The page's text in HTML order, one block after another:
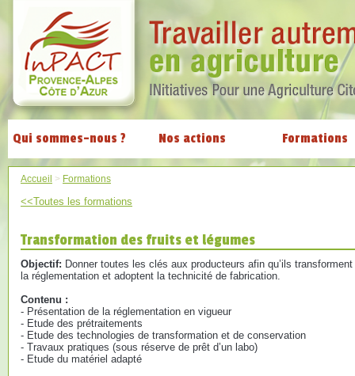
Qui sommes-nous ? Nos actions Formations
Accueil > Formations
<<Toutes les formations
Transformation des fruits et légumes
Objectif: Donner toutes les clés aux producteurs afin qu’ils
la réglementation et adoptent la technicité de fabrication.
Contenu :
- Présentation de la réglementation en vigueur
- Etude des prétraitements
- Etude des technologies de transformation et de conservation
- Travaux pratiques (sous réserve de prêt d’un labo)
- Etude du matériel adapté